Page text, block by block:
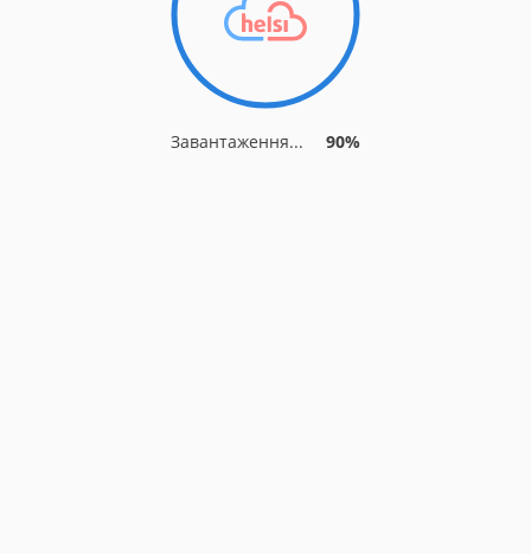
Завантаження... 90%